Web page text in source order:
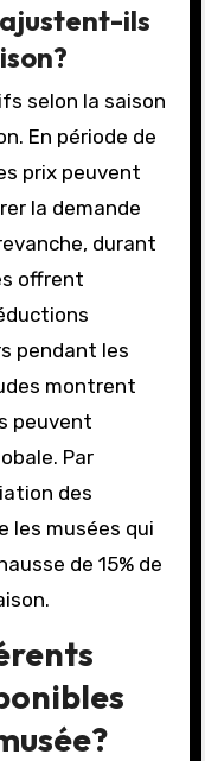
ils
selon la saison
En période de
prix peuvent
la demande
durant
offrent
pendant les
montrent
peuvent
Par
des
les musées qui
de 15% de